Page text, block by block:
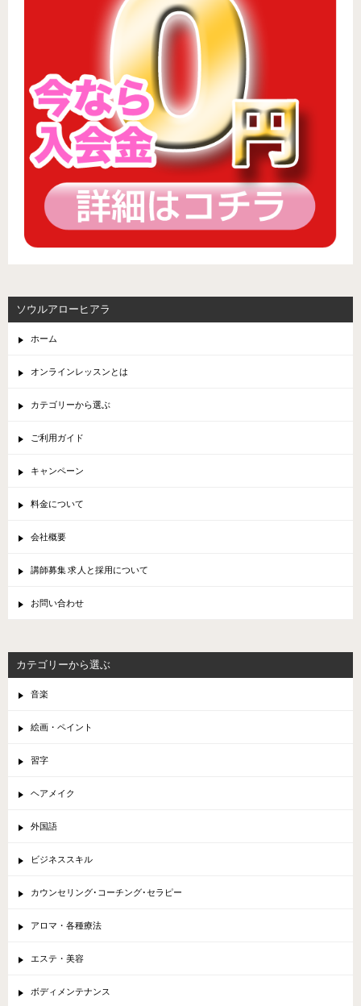
ソウルアローヒアラ
ホーム
オンラインレッスンとは
カテゴリーから選ぶ
ご利用ガイド
キャンペーン
料金について
会社概要
講師募集 求人と採用について
お問い合わせ
カテゴリーから選ぶ
音楽
絵画・ペイント
習字
ヘアメイク
外国語
ビジネススキル
カウンセリング･コーチング･セラピー
アロマ・各種療法
エステ・美容
ボディメンテナンス